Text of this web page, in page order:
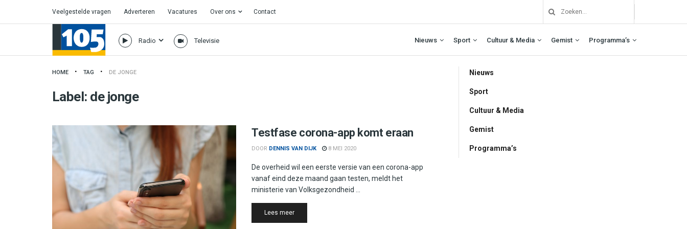
Veelgestelde vragen Adverteren Vacatures Over ons Contact
Radio Televisie Nieuws Sport Cultuur & Media Gemist Programma’s
HOME TAG DE JONGE
Label: de jonge
Testfase corona-app komt eraan
DOOR DENNIS VAN DIJK 8 MEI 2020
De overheid wil een eerste versie van een corona-app
vanaf eind deze maand gaan testen, meldt het
ministerie van Volksgezondheid ...
Lees meerDetails
Nieuws
Sport
Cultuur & Media
Gemist
Programma’s